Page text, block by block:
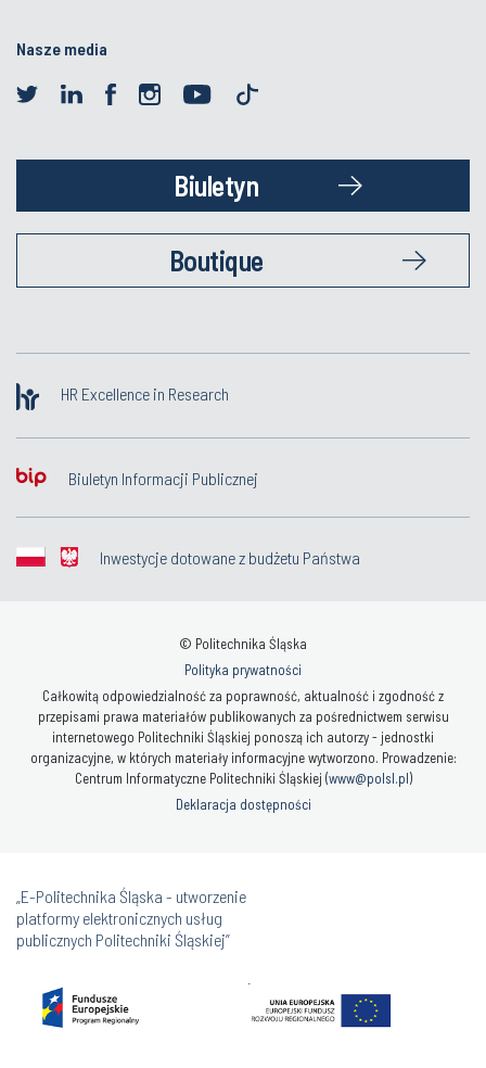
Nasze media
Biuletyn
Boutique
HR Excellence in Research
Biuletyn Informacji Publicznej
Inwestycje dotowane z budżetu Państwa
© Politechnika Śląska
Polityka prywatności
Całkowitą odpowiedzialność za poprawność, aktualność i zgodność z
przepisami prawa materiałów publikowanych za pośrednictwem serwisu
internetowego Politechniki Śląskiej ponoszą ich autorzy - jednostki
organizacyjne, w których materiały informacyjne wytworzono. Prowadzenie:
Centrum Informatyczne Politechniki Śląskiej (www@polsl.pl)
Deklaracja dostępności
„E-Politechnika Śląska - utworzenie
platformy elektronicznych usług
publicznych Politechniki Śląskiej”